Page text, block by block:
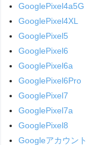
GooglePixel4a5G
GooglePixel4XL
GooglePixel5
GooglePixel6
GooglePixel6a
GooglePixel6Pro
GooglePixel7
GooglePixel7a
GooglePixel8
Googleアカウント